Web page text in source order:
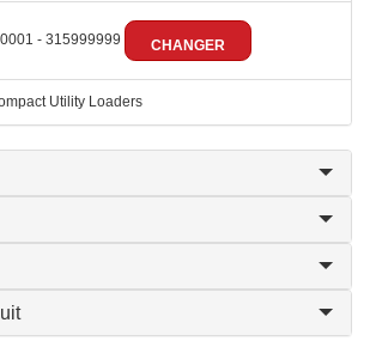
- 315999999 CHANGER
Utility Loaders